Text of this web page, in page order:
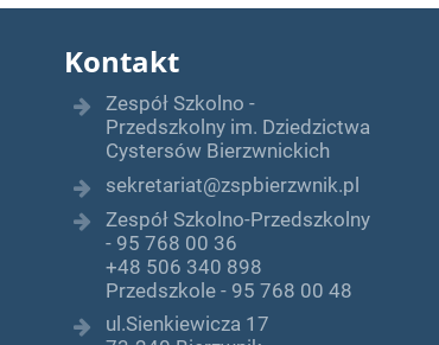
Kontakt
Zespół Szkolno -
Przedszkolny im. Dziedzictwa
Cystersów Bierzwnickich
sekretariat@zspbierzwnik.pl
Zespół Szkolno-Przedszkolny
- 95 768 00 36
+48 506 340 898
Przedszkole - 95 768 00 48
ul.Sienkiewicza 17